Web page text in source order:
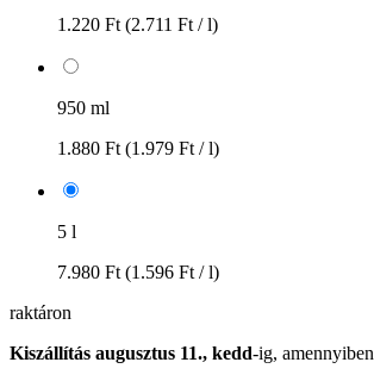
1.220 Ft (2.711 Ft / l)
950 ml
1.880 Ft (1.979 Ft / l)
5 l
7.980 Ft (1.596 Ft / l)
raktáron
Kiszállítás augusztus 11., kedd-ig, amennyiben